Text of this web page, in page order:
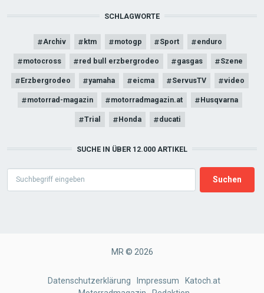
SCHLAGWORTE
Archiv ktm motogp Sport enduro
motocross red bull erzbergrodeo gasgas Szene
Erzbergrodeo yamaha eicma ServusTV video
motorrad-magazin motorradmagazin.at Husqvarna
Trial Honda ducati
SUCHE IN ÜBER 12.000 ARTIKEL
MR © 2026
Datenschutzerklärung Impressum
Katoch.at